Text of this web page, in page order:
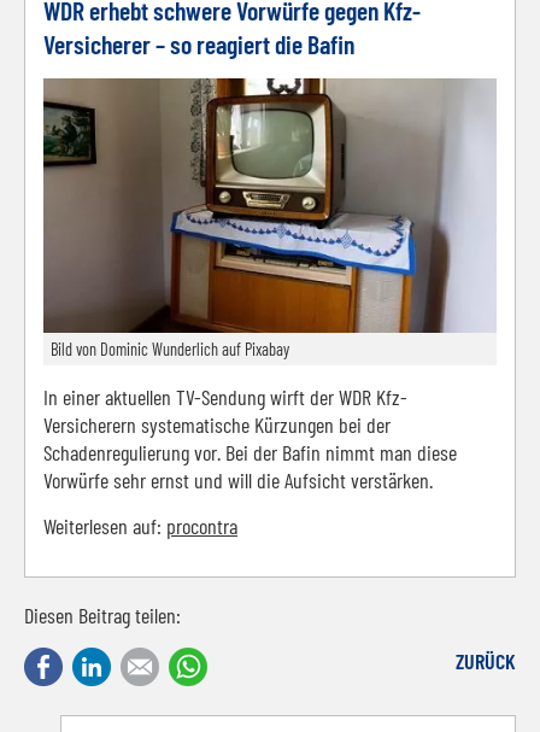
WDR erhebt schwere Vorwürfe gegen Kfz-
Versicherer – so reagiert die Bafin
Bild von Dominic Wunderlich auf Pixabay
In einer aktuellen TV-Sendung wirft der WDR Kfz-
Versicherern systematische Kürzungen bei der
Schadenregulierung vor. Bei der Bafin nimmt man diese
Vorwürfe sehr ernst und will die Aufsicht verstärken.
Weiterlesen auf: procontra
Diesen Beitrag teilen:
FacebookLinkedInE-mail ZURÜCK